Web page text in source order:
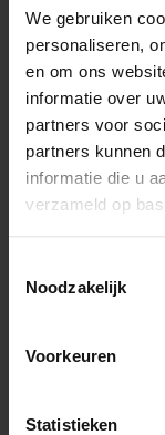
We gebruiken
personaliseren,
en om ons
informatie over
partners voor
partners kunnen
informatie die u
verzameld op
Noodzakelijk
Voorkeuren
Statistieken